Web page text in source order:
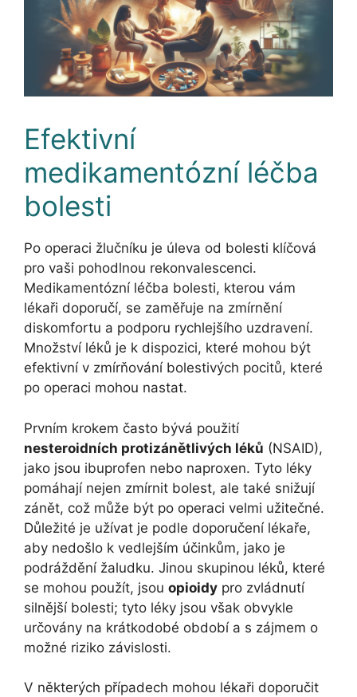
Efektivní
medikamentózní léčba
bolesti
Po operaci žlučníku je úleva od bolesti klíčová
pro vaši pohodlnou rekonvalescenci.
Medikamentózní léčba bolesti, kterou vám
lékaři doporučí, se zaměřuje na zmírnění
diskomfortu a podporu rychlejšího uzdravení.
Množství léků je k dispozici, které mohou být
efektivní v zmírňování bolestivých pocitů, které
po operaci mohou nastat.
Prvním krokem často bývá použití
nesteroidních protizánětlivých léků (NSAID),
jako jsou ibuprofen nebo naproxen. Tyto léky
pomáhají nejen zmírnit bolest, ale také snižují
zánět, což může být po operaci velmi užitečné.
Důležité je užívat je podle doporučení lékaře,
aby nedošlo k vedlejším účinkům, jako je
podráždění žaludku. Jinou skupinou léků, které
se mohou použít, jsou opioidy pro zvládnutí
silnější bolesti; tyto léky jsou však obvykle
určovány na krátkodobé období a s zájmem o
možné riziko závislosti.
V některých případech mohou lékaři doporučit